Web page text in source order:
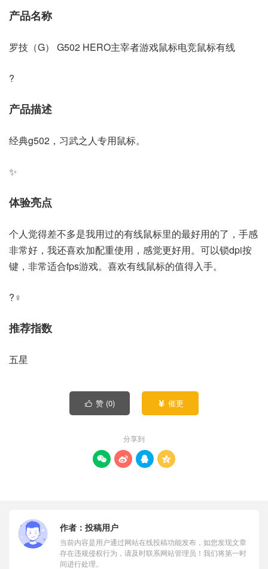
产品名称
罗技（G） G502 HERO主宰者游戏鼠标电竞鼠标有线
?
产品描述
经典g502，习武之人专用鼠标。
✨
体验亮点
个人觉得差不多是我用过的有线鼠标里的最好用的了，手感
非常好，我还喜欢加配重使用，感觉更好用。可以锁dpi按
键，非常适合fps游戏。喜欢有线鼠标的值得入手。
?‍♀️
推荐指数
五星
 赞 (0)  催更
分享到
   
作者： 投稿用户
当前内容是用户通过网站在线投稿功能发布，如您发现文章
存在违规侵权行为，请及时联系网站管理员！我们将第一时
间进行处理。